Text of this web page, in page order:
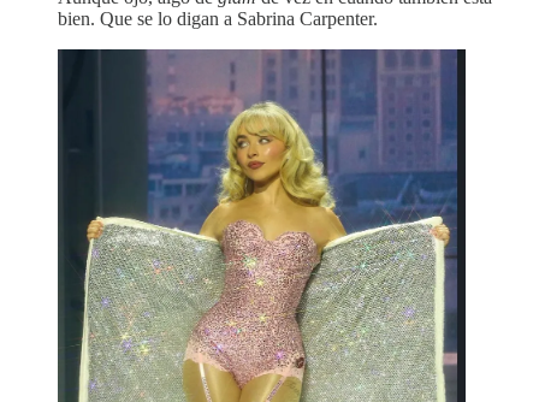
bien. Que se lo digan a Sabrina Carpenter.